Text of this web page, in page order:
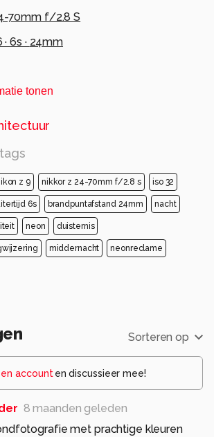
70mm f/2.8 S
·6s · 24mm
tonen
z 9 nikkor z 24-70mm f/2.8 s iso 32
6s brandpuntafstand 24mm nacht
neon duisternis
middernacht neonreclame
Sorteren op
account en discussieer mee!
8 maanden geleden
met prachtige kleuren